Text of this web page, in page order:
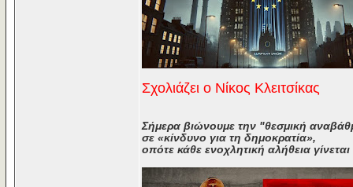
Σχολιάζει ο Νίκος Κλειτσίκας
Σήμερα βιώνουμε την "θεσμική
σε «κίνδυνο για τη δημοκρατία»,
οπότε κάθε ενοχλητική αλήθεια